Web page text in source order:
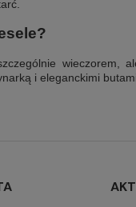
wieczorem,
i eleganckimi butami.